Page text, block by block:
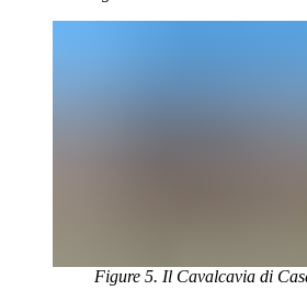
Figure 5. Il Cavalcavia di